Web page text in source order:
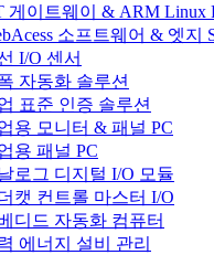
게이트웨이 & ARM Linux
소프트웨어 & 엣지
I/O 센서
자동화 솔루션
표준 인증 솔루션
용 모니터 & 패널 PC
용 패널 PC
로그 디지털 I/O 모듈
캣 컨트롤 마스터 I/O
디드 자동화 컴퓨터
에너지 설비 관리